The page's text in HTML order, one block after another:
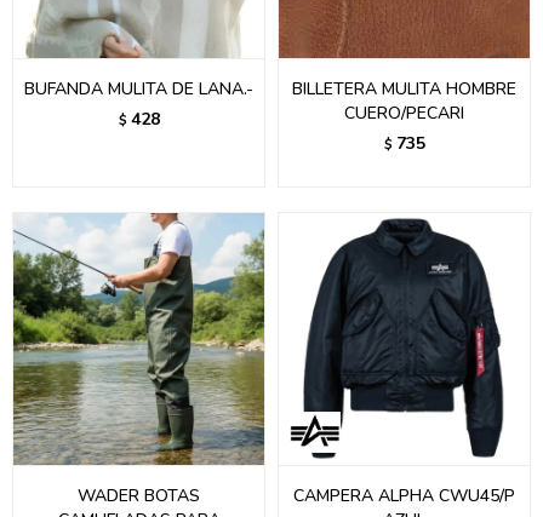
BUFANDA MULITA DE LANA.-
$ 428
BILLETERA MULITA HOMBRE
CUERO/PECARI
$ 735
WADER BOTAS
CAMPERA ALPHA CWU45/P